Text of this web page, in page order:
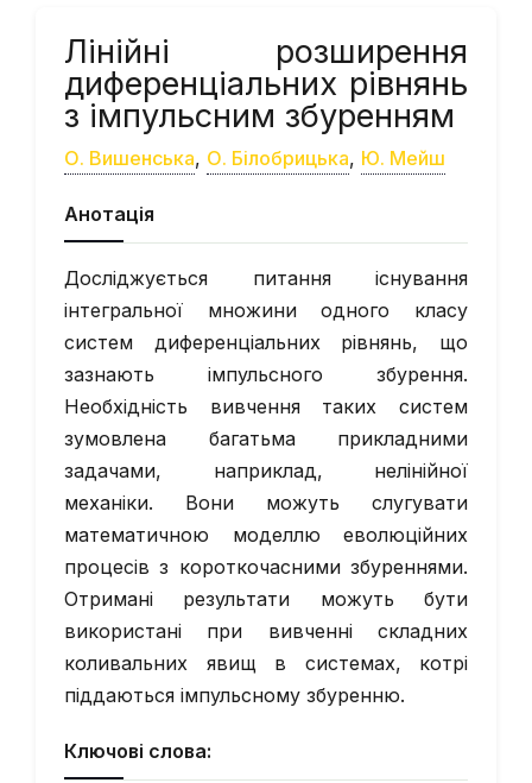
Лінійні розширення
диференціальних рівнянь
з імпульсним збуренням
О. Вишенська, О. Білобрицька, Ю. Мейш
Анотація
Досліджується питання існування
інтегральної множини одного класу
систем диференціальних рівнянь, що
зазнають імпульсного збурення.
Необхідність вивчення таких систем
зумовлена багатьма прикладними
задачами, наприклад, нелінійної
механіки. Вони можуть слугувати
математичною моделлю еволюційних
процесів з короткочасними збуреннями.
Отримані результати можуть бути
використані при вивченні складних
коливальних явищ в системах, котрі
піддаються імпульсному збуренню.
Ключові слова: